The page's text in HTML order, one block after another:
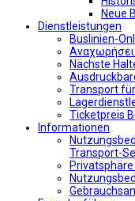
Neue
Dienstleistungen
Buslinien-
Nächste
Transport
Ticketpreis
Informationen
Transport-